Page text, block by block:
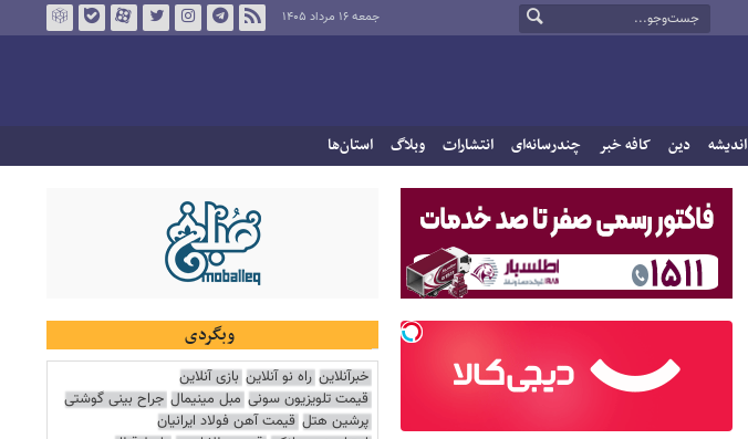
جمعه ۱۶ مرداد ۱۴۰۵
اندیشه دین کافه خبر چندرسانه‌ای انتشارات وبلاگ استان‌ها
وبگردی
خبرآنلاین راه نو آنلاین بازی آنلاین
قیمت تلویزیون سونی مبل مینیمال جراح بینی گوشتی
پرشین هتل قیمت آهن فولاد ایرانیان